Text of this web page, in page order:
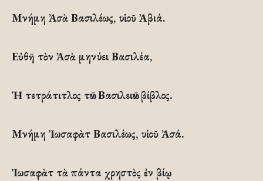
Μνήμη Ἀσὰ Βασιλέως, υἱοῦ Ἀβιά.
Εὐθῆ τὸν Ἀσὰ μηνύει Βασιλέα,
Ἡ τετράτιτλος τῶν Βασιλειῶν βίβλος.
Μνήμη Ἰωσαφὰτ Βασιλέως, υἱοῦ Ἀσά.
Ἰωσαφὰτ τὰ πάντα χρηστὸς ἐν βίῳ